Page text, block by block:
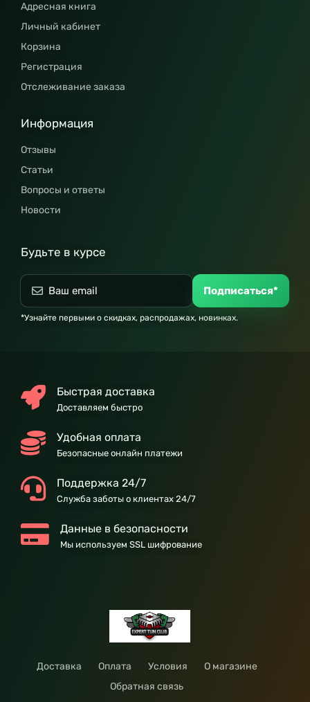
Адресная книга
Личный кабинет
Корзина
Регистрация
Отслеживание заказа
Информация
Отзывы
Статьи
Вопросы и ответы
Новости
Будьте в курсе
Подписаться*
*Узнайте первыми о скидках, распродажах, новинках.
Быстрая доставка
Доставляем быстро
Удобная оплата
Безопасные онлайн платежи
Поддержка 24/7
Служба заботы о клиентах 24/7
Данные в безопасности
Мы используем SSL шифрование
Доставка Оплата Условия
О магазине
Обратная связь